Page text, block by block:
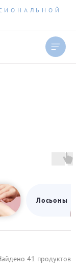
Лосьоны
41 продуктов